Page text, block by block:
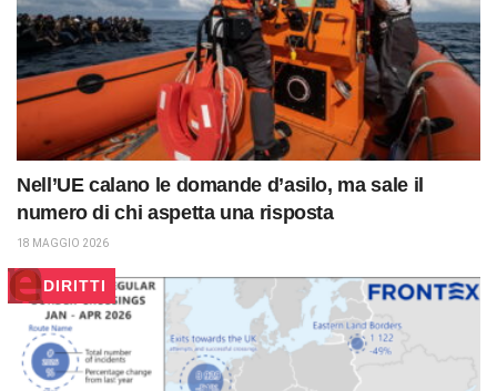
Nell’UE calano le domande d’asilo, ma sale il
numero di chi aspetta una risposta
18 MAGGIO 2026
DIRITTI